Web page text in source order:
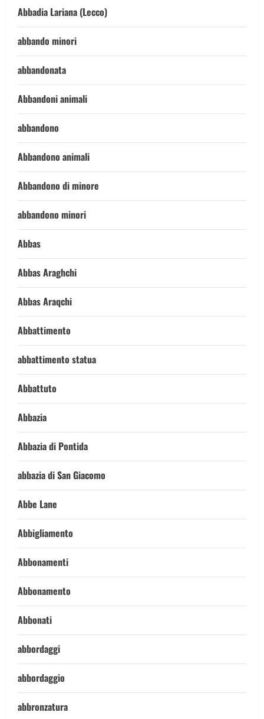
Abbadia Lariana (Lecco)
abbando minori
abbandonata
Abbandoni animali
abbandono
Abbandono animali
Abbandono di minore
abbandono minori
Abbas
Abbas Araghchi
Abbas Araqchi
Abbattimento
abbattimento statua
Abbattuto
Abbazia
Abbazia di Pontida
abbazia di San Giacomo
Abbe Lane
Abbigliamento
Abbonamenti
Abbonamento
Abbonati
abbordaggi
abbordaggio
abbronzatura